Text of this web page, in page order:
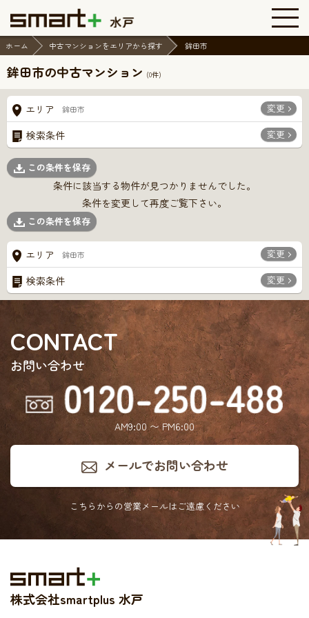
ホーム 中古マンションをエリアから探す 鉾田市
鉾田市の中古マンション (0件)
エリア 鉾田市 変更
検索条件 変更
この条件を保存
条件に該当する物件が見つかりませんでした。
条件を変更して再度ご覧下さい。
この条件を保存
エリア 鉾田市 変更
検索条件 変更
CONTACT
お問い合わせ
AM9:00 〜 PM6:00
メールでお問い合わせ
こちらからの営業メールはご遠慮ください
株式会社smartplus 水戸